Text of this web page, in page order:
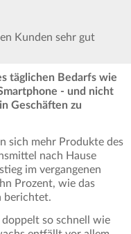
Kunden sehr gut
täglichen Bedarfs wie
- und nicht
Geschäften zu
sich mehr Produkte des
nach Hause
im vergangenen
Prozent, wie das
berichtet.
so schnell wie